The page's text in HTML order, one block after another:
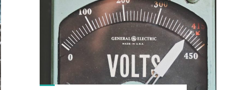
elektritõukeratas
mis
kontroller?"